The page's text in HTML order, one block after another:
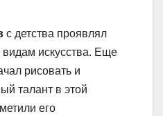
с детства проявлял
искусства. Еще
рисовать и
талант в этой
его